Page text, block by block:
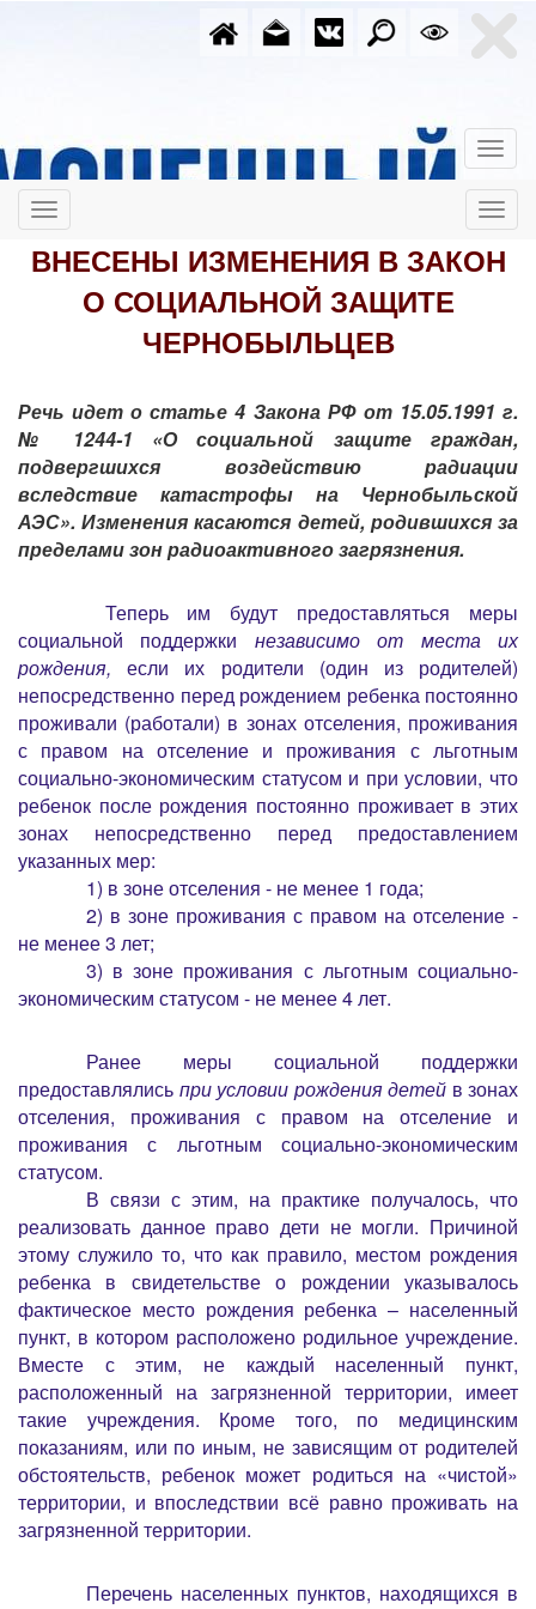
ВНЕСЕНЫ ИЗМЕНЕНИЯ В ЗАКОН
О СОЦИАЛЬНОЙ ЗАЩИТЕ
ЧЕРНОБЫЛЬЦЕВ
Речь идет о статье 4 Закона РФ от 15.05.1991 г.
№ 1244-1 «О социальной защите граждан,
подвергшихся воздействию радиации
вследствие катастрофы на Чернобыльской
АЭС». Изменения касаются детей, родившихся за
пределами зон радиоактивного загрязнения.
Теперь им будут предоставляться меры
социальной поддержки независимо от места их
рождения, если их родители (один из родителей)
непосредственно перед рождением ребенка постоянно
проживали (работали) в зонах отселения, проживания
с правом на отселение и проживания с льготным
социально-экономическим статусом и при условии, что
ребенок после рождения постоянно проживает в этих
зонах непосредственно перед предоставлением
указанных мер:
1) в зоне отселения - не менее 1 года;
2) в зоне проживания с правом на отселение -
не менее 3 лет;
3) в зоне проживания с льготным социально-
экономическим статусом - не менее 4 лет.
Ранее меры социальной поддержки
предоставлялись при условии рождения детей в зонах
отселения, проживания с правом на отселение и
проживания с льготным социально-экономическим
статусом.
В связи с этим, на практике получалось, что
реализовать данное право дети не могли. Причиной
этому служило то, что как правило, местом рождения
ребенка в свидетельстве о рождении указывалось
фактическое место рождения ребенка – населенный
пункт, в котором расположено родильное учреждение.
Вместе с этим, не каждый населенный пункт,
расположенный на загрязненной территории, имеет
такие учреждения. Кроме того, по медицинским
показаниям, или по иным, не зависящим от родителей
обстоятельств, ребенок может родиться на «чистой»
территории, и впоследствии всё равно проживать на
загрязненной территории.
Перечень населенных пунктов, находящихся в